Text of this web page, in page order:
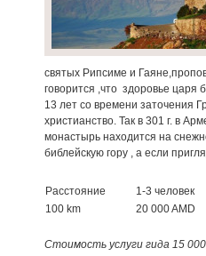
святых Рипсиме и
говорится ,что здоровье царя
13 лет со времени заточения
христианство. Так в 301 г. в
монастырь находится на
библейскую гору , а если
Расстояние 1-3 человек
100 km
20 000 AMD
Стоимость услуги гида 15